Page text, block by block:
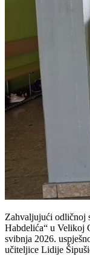
Zahvaljujući odličnoj
Habdelića“ u Velikoj
svibnja 2026.
učiteljice Lidije